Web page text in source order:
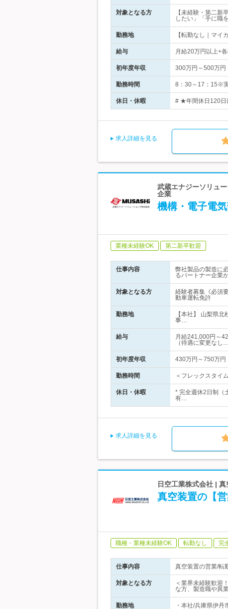
対象となる方
【未経験・第二
したい」「手に職
勤務地 【転勤なし｜マ
給与 月給20万円以上+
初年度年収 300万円～500万円
勤務時間 8：30～17：15※
休日・休暇 # ★年間休日120日
求人詳細を見る
武蔵エナジーソリュ
企業
機構・電子電
業種未経験OK 第二新卒歓迎
仕事内容
弊社製品の製造に
るパートナー企業
対象となる方
経験者募集《必須
動車運転免許
勤務地
【本社】 山梨県
事…
給与
月給241,000円～
（待遇に変更なし…
初年度年収 430万円～750万円
勤務時間 ＜フレックスタイ
休日・休暇
* 完全週休2日制（
有…
求人詳細を見る
日空工業株式会社 |
真空装置の【
職種・業種未経験OK 転勤なし 完
仕事内容 真空装置の営業/転
対象となる方
＜業界未経験歓迎
な方、製造職や異
勤務地
・本社/兵庫県伊